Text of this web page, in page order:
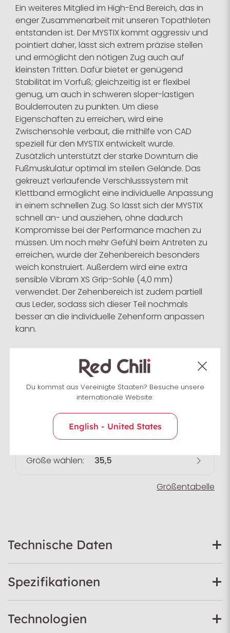
Ein weiteres Mitglied im High-End Bereich, das in
enger Zusammenarbeit mit unseren Topathleten
entstanden ist. Der MYSTIX kommt aggressiv und
pointiert daher, lässt sich extrem präzise stellen
und ermöglicht den nötigen Zug auch auf
kleinsten Tritten. Dafür bietet er genügend
Stabilität im Vorfuß; gleichzeitig ist er flexibel
genug, um auch in schweren sloper-lastigen
Boulderrouten zu punkten. Um diese
Eigenschaften zu erreichen, wird eine
Zwischensohle verbaut, die mithilfe von CAD
speziell für den MYSTIX entwickelt wurde.
Zusätzlich unterstützt der starke Downturn die
Fußmuskulatur optimal im steilen Gelände. Das
gekreuzt verlaufende Verschlusssystem mit
Klettband ermöglicht eine individuelle Anpassung
in einem schnellen Zug. So lässt sich der MYSTIX
schnell an- und ausziehen, ohne dadurch
Kompromisse bei der Performance machen zu
müssen. Um noch mehr Gefühl beim Antreten zu
erreichen, wurde der Zehenbereich besonders
weich konstruiert. Außerdem wird eine extra
sensible Vibram XS Grip-Sohle (4,0 mm)
verwendet. Der Zehenbereich ist zudem partiell
aus Leder, sodass sich dieser Teil nochmals
besser an die individuelle Zehenform anpassen
kann.
Die Passform des MYSTIX entspricht deiner
Straßenschuhgröße. Leistungsorientierte können
den MYSTIX auch max. eine Größe kleiner wählen.
Für den optimalen Sitz empfehlen wir die Füße mit
Hilfe unserer Größentabelle vorab auszumessen.
Farbe wählen:
Größe wählen: 35,5
Größentabelle
Technische Daten
Spezifikationen
Technologien
Du kommst aus Vereinigte Staaten? Besuche unsere
internationale Website:
English - United States